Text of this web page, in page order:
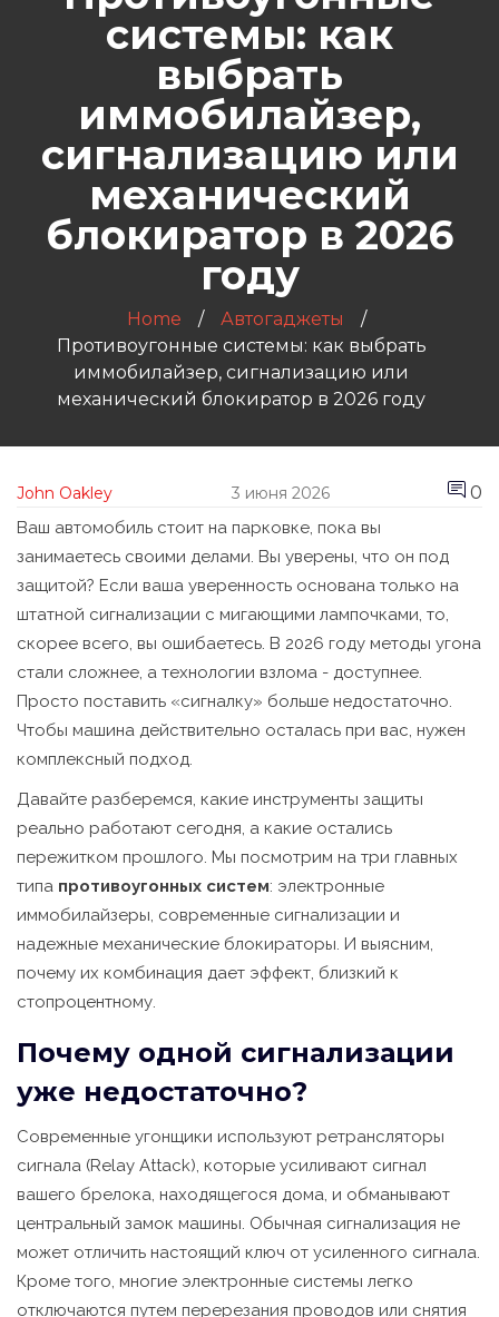
системы: как
выбрать
иммобилайзер,
сигнализацию или
механический
блокиратор в 2026
году
Home
Автогаджеты
Противоугонные системы: как выбрать
иммобилайзер, сигнализацию или
механический блокиратор в 2026 году
John Oakley 3 июня 2026 0
Ваш автомобиль стоит на парковке, пока вы
занимаетесь своими делами. Вы уверены, что он под
защитой? Если ваша уверенность основана только на
штатной сигнализации с мигающими лампочками, то,
скорее всего, вы ошибаетесь. В 2026 году методы угона
стали сложнее, а технологии взлома - доступнее.
Просто поставить «сигналку» больше недостаточно.
Чтобы машина действительно осталась при вас, нужен
комплексный подход.
Давайте разберемся, какие инструменты защиты
реально работают сегодня, а какие остались
пережитком прошлого. Мы посмотрим на три главных
типа противоугонных систем: электронные
иммобилайзеры, современные сигнализации и
надежные механические блокираторы. И выясним,
почему их комбинация дает эффект, близкий к
стопроцентному.
Почему одной сигнализации
уже недостаточно?
Современные угонщики используют ретрансляторы
сигнала (Relay Attack), которые усиливают сигнал
вашего брелока, находящегося дома, и обманывают
центральный замок машины. Обычная сигнализация не
может отличить настоящий ключ от усиленного сигнала.
Кроме того, многие электронные системы легко
отключаются путем перерезания проводов или снятия